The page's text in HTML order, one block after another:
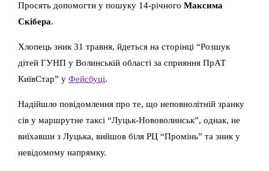
Просять допомогти у пошуку 14-річного Максима
Скібера.
Хлопець зник 31 травня, йдеться на сторінці “Розшук
дітей ГУНП у Волинській області за сприяння ПрАТ
КиївСтар” у Фейсбуці.
Надійшло повідомлення про те, що неповнолітній зранку
сів у маршрутне таксі “Луцьк-Нововолинськ”, однак, не
виїхавши з Луцька, вийшов біля РЦ “Промінь” та зник у
невідомому напрямку.